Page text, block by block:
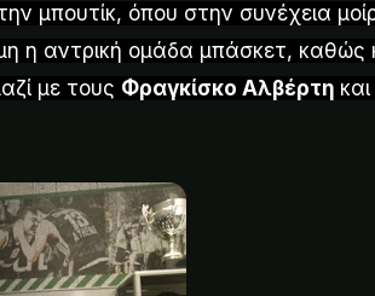
μπουτίκ, όπου στην συνέχεια
η αντρική ομάδα μπάσκετ, καθώς
με τους Φραγκίσκο Αλβέρτη και